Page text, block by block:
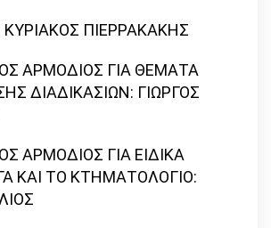
ΠΙΕΡΡΑΚΑΚΗΣ
ΑΡΜΟΔΙΟΣ ΓΙΑ ΘΕΜΑΤΑ
ΔΙΑΔΙΚΑΣΙΩΝ: ΓΙΩΡΓΟΣ
ΑΡΜΟΔΙΟΣ ΓΙΑ ΕΙΔΙΚΑ
ΚΑΙ ΤΟ ΚΤΗΜΑΤΟΛΟΓΙΟ: